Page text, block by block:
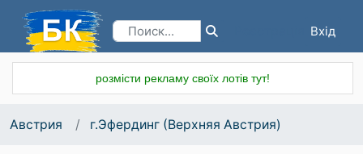
Вхід
розмісти рекламу своїх лотів тут!
Австрия г.Эфердинг (Верхняя Австрия)